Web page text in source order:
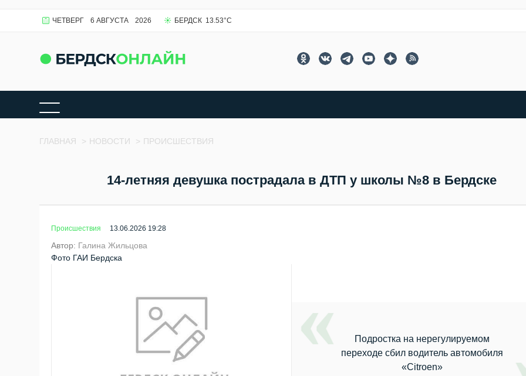
ЧЕТВЕРГ 6 АВГУСТА 2026 БЕРДСК 13.53°C
ГЛАВНАЯ > НОВОСТИ > ПРОИСШЕСТВИЯ
14-летняя девушка пострадала в ДТП у школы №8 в Бердске
Происшествия 13.06.2026 19:28
Автор: Галина Жильцова
Фото ГАИ Бердска
Подростка на нерегулируемом
переходе сбил водитель автомобиля
«Citroen»